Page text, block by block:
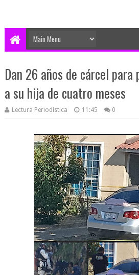
Dan 26 años de cárcel para
a su hija de cuatro meses
Lectura Periodística 11:45 0